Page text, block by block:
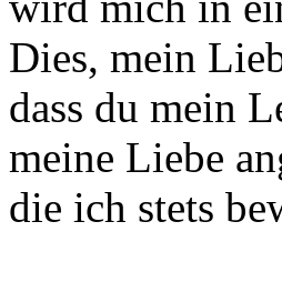
Dies, mein
dass du mein
meine Liebe
die ich stets